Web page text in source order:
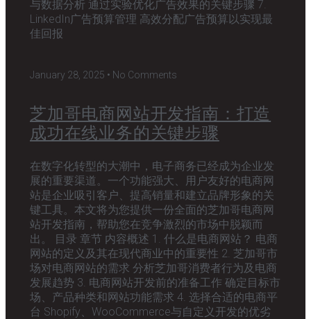
与数据分析 通过实验优化广告效果的关键步骤 7.
LinkedIn广告预算管理 高效分配广告预算以实现最
佳回报
January 28, 2025 No Comments
芝加哥电商网站开发指南：打造
成功在线业务的关键步骤
在数字化转型的大潮中，电子商务已经成为企业发
展的重要渠道。一个功能强大、用户友好的电商网
站是企业吸引客户、提高销量和建立品牌形象的关
键工具。本文将为您提供一份全面的芝加哥电商网
站开发指南，帮助您在竞争激烈的市场中脱颖而
出。 目录 章节 内容概述 1. 什么是电商网站？ 电商
网站的定义及其在现代商业中的重要性 2. 芝加哥市
场对电商网站的需求 分析芝加哥消费者行为及电商
发展趋势 3. 电商网站开发前的准备工作 确定目标市
场、产品种类和网站功能需求 4. 选择合适的电商平
台 Shopify、WooCommerce与自定义开发的优劣